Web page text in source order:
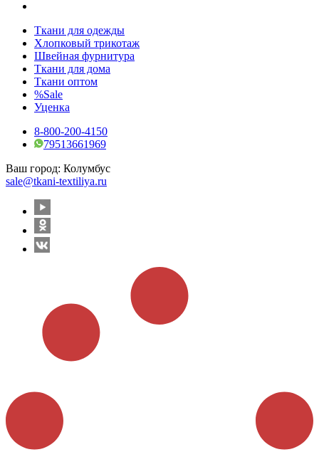
Ткани для одежды
Хлопковый трикотаж
Швейная фурнитура
Ткани для дома
Ткани оптом
%Sale
Уценка
8-800-200-4150
79513661969
Ваш город: Колумбус
sale@tkani-textiliya.ru